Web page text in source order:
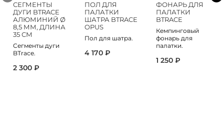
СЕГМЕНТЫ
ДУГИ BTRACE
АЛЮМИНИЙ Ø
8,5 ММ, ДЛИНА
35 СМ
Сегменты дуги
BTrace.
2 300 ₽
ПОЛ ДЛЯ
ПАЛАТКИ
ШАТРА BTRACE
OPUS
Пол для шатра.
4 170 ₽
ФОНАРЬ ДЛЯ
ПАЛАТКИ
BTRACE
Кемпинговый
фонарь для
палатки.
1 250 ₽